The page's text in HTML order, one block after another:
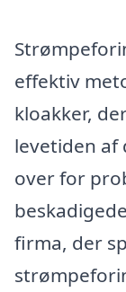
effektiv
kloakker,
levetiden af
over for
firma, der